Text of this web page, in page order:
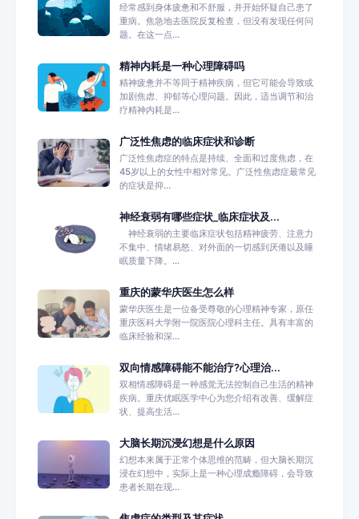
经常感到身体疲惫和不舒服，并开始怀疑自己患了
重病。焦急地去医院反复检查，但没有发现任何问
题。在这一点...
精神内耗是一种心理障碍吗
精神疲惫并不等同于精神疾病，但它可能会导致或
加剧焦虑、抑郁等心理问题。因此，适当调节和治
疗精神内耗是...
广泛性焦虑的临床症状和诊断
广泛性焦虑症的特点是持续、全面和过度焦虑，在
45岁以上的女性中相对常见。广泛性焦虑症最常见
的症状是抑...
神经衰弱有哪些症状_临床症状及...
神经衰弱的主要临床症状包括精神疲劳、注意力
不集中、情绪易怒、对外面的一切感到厌倦以及睡
眠质量下降。...
重庆的蒙华庆医生怎么样
蒙华庆医生是一位备受尊敬的心理精神专家，原任
重庆医科大学附一院医院心理科主任。具有丰富的
临床经验和深...
双向情感障碍能不能治疗?心理治...
双相情感障碍是一种感觉无法控制自己生活的精神
疾病。重庆优眠医学中心为您介绍有改善、缓解症
状、提高生活...
大脑长期沉浸幻想是什么原因
幻想本来属于正常个体思维的范畴，但大脑长期沉
浸在幻想中，实际上是一种心理成瘾障碍，会导致
患者长期在现...